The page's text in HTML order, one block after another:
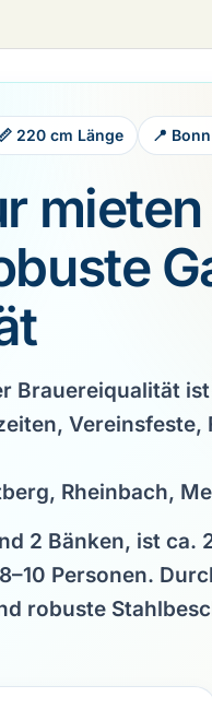
220 cm Länge 📍
mieten
Brauereiqualität
Vereinsfeste,
Rheinbach,
2 Bänken, ist ca.
8–10 Personen.
robuste